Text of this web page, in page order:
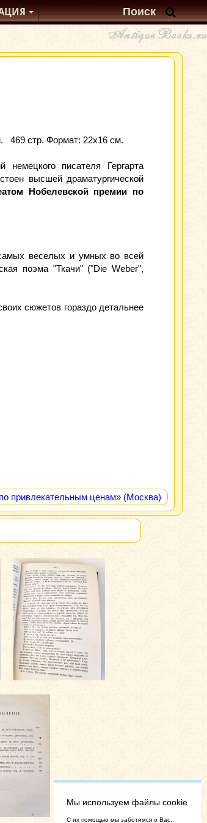
469 стр. Формат: 22х16 см.
немецкого писателя Гергарта
высшей драматургической
Нобелевской премии по
веселых и умных во всей
поэма "Ткачи" ("Die Weber",
сюжетов гораздо детальнее
привлекательным ценам» (Москва)
Мы используем файлы cookie
C их помощью мы заботимся о Вас,